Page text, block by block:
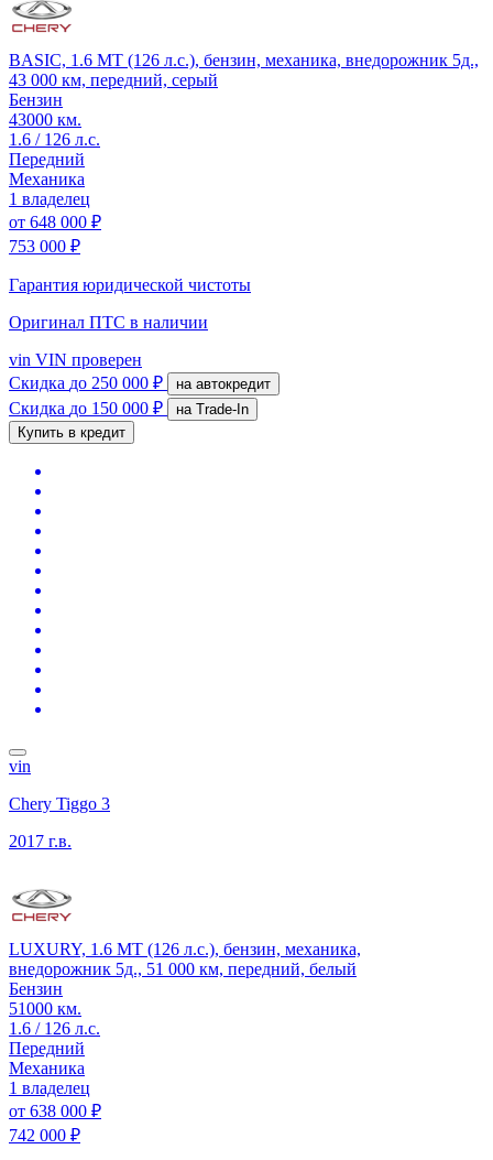
BASIC, 1.6 MT (126 л.с.), бензин, механика, внедорожник 5д.,
43 000 км, передний, серый
Бензин
43000 км.
1.6 / 126 л.с.
Передний
Механика
1 владелец
от 648 000 ₽
753 000 ₽
Гарантия юридической чистоты
Оригинал ПТС в наличии
vin VIN проверен
Скидка до 250 000 ₽ на автокредит
Скидка до 150 000 ₽
на Trade-In
Купить в кредит
vin
Chery Tiggo 3
2017 г.в.
LUXURY, 1.6 MT (126 л.с.), бензин, механика,
внедорожник 5д., 51 000 км, передний, белый
Бензин
51000 км.
1.6 / 126 л.с.
Передний
Механика
1 владелец
от 638 000 ₽
742 000 ₽